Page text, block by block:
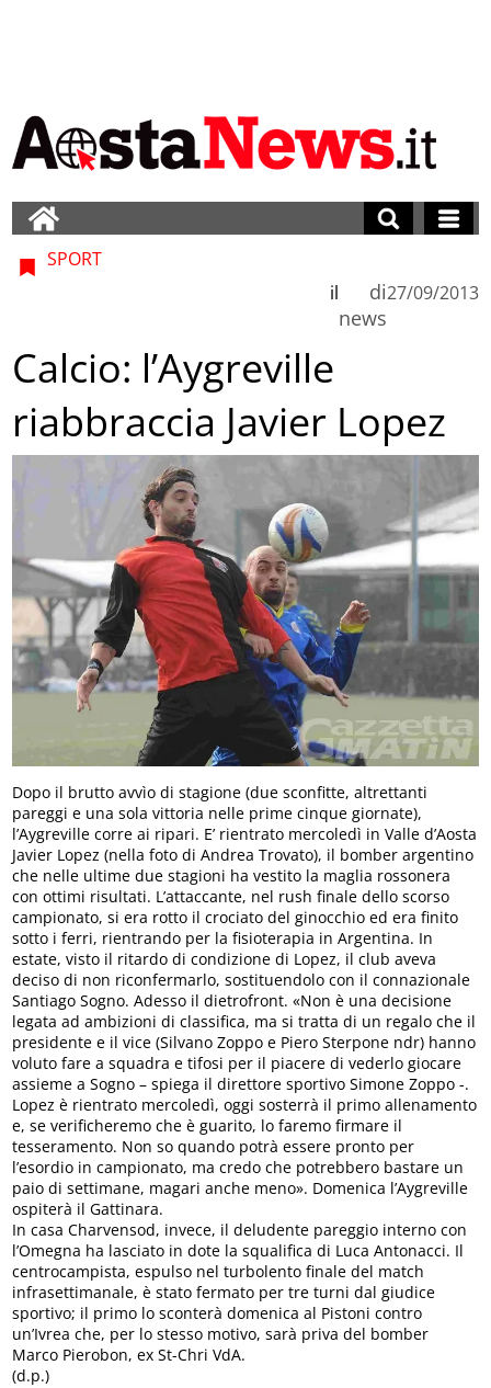
SPORT
di
news
il 27/09/2013
Calcio: l’Aygreville
riabbraccia Javier Lopez
Dopo il brutto avvìo di stagione (due sconfitte, altrettanti
pareggi e una sola vittoria nelle prime cinque giornate),
l’Aygreville corre ai ripari. E’ rientrato mercoledì in Valle d’Aosta
Javier Lopez (nella foto di Andrea Trovato), il bomber argentino
che nelle ultime due stagioni ha vestito la maglia rossonera
con ottimi risultati. L’attaccante, nel rush finale dello scorso
campionato, si era rotto il crociato del ginocchio ed era finito
sotto i ferri, rientrando per la fisioterapia in Argentina. In
estate, visto il ritardo di condizione di Lopez, il club aveva
deciso di non riconfermarlo, sostituendolo con il connazionale
Santiago Sogno. Adesso il dietrofront. «Non è una decisione
legata ad ambizioni di classifica, ma si tratta di un regalo che il
presidente e il vice (Silvano Zoppo e Piero Sterpone ndr) hanno
voluto fare a squadra e tifosi per il piacere di vederlo giocare
assieme a Sogno – spiega il direttore sportivo Simone Zoppo -.
Lopez è rientrato mercoledì, oggi sosterrà il primo allenamento
e, se verificheremo che è guarito, lo faremo firmare il
tesseramento. Non so quando potrà essere pronto per
l’esordio in campionato, ma credo che potrebbero bastare un
paio di settimane, magari anche meno». Domenica l’Aygreville
ospiterà il Gattinara.
In casa Charvensod, invece, il deludente pareggio interno con
l’Omegna ha lasciato in dote la squalifica di Luca Antonacci. Il
centrocampista, espulso nel turbolento finale del match
infrasettimanale, è stato fermato per tre turni dal giudice
sportivo; il primo lo sconterà domenica al Pistoni contro
un’Ivrea che, per lo stesso motivo, sarà priva del bomber
Marco Pierobon, ex St-Chri VdA.
(d.p.)